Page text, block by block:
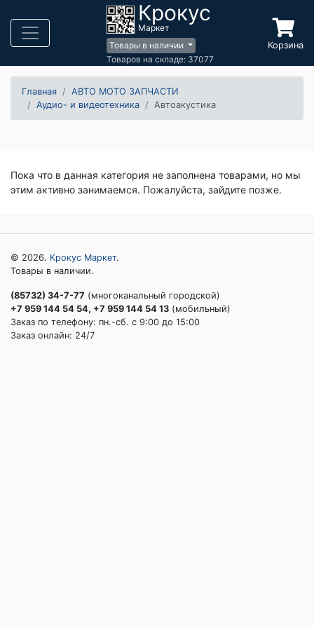
Крокус
Маркет
Товары в наличии
Товаров на складе: 37077
Корзина
Главная
АВТО МОТО ЗАПЧАСТИ
Аудио- и видеотехника
Автоакустика
Пока что в данная категория не заполнена товарами, но мы
этим активно занимаемся. Пожалуйста, зайдите позже.
© 2026. Крокус Маркет.
Товары в наличии.
(85732) 34-7-77 (многоканальный городской)
+7 959 144 54 54, +7 959 144 54 13 (мобильный)
Заказ по телефону: пн.-сб. c 9:00 до 15:00
Заказ онлайн: 24/7